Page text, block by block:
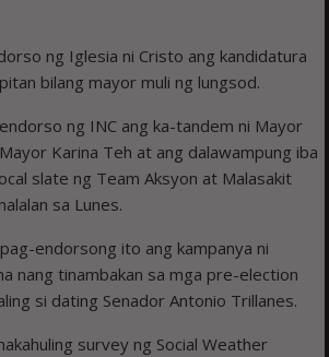
ng Iglesia ni Cristo ang kandidatura
bilang mayor muli ng lungsod.
ng INC ang ka-tandem ni Mayor
Karina Teh at ang dalawampung iba
slate ng Team Aksyon at Malasakit
sa Lunes.
endorsong ito ang kampanya ni
nang tinambakan sa mga pre-election
si dating Senador Antonio Trillanes.
survey ng Social Weather